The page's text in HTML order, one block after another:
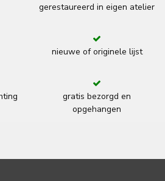
gerestaureerd in eigen atelier
nieuwe of originele lijst
gratis bezorgd en
opgehangen